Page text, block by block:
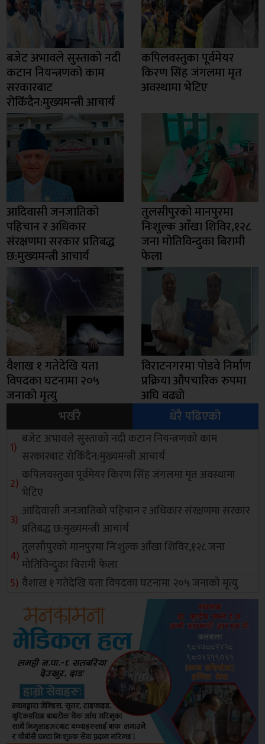
बजेट अभावले सुस्ताको नदी
कटान नियन्त्रणको काम
सरकारबाट
रोकिँदैन:मुख्यमन्त्री आचार्य
कपिलवस्तुका पूर्वमेयर
किरण सिंह जंगलमा मृत
अवस्थामा भेटिए
आदिवासी जनजातिको
पहिचान र अधिकार
संरक्षणमा सरकार प्रतिबद्ध
छ:मुख्यमन्त्री आचार्य
तुलसीपुरको मानपुरमा
निःशुल्क आँखा शिविर,१२८
जना मोतिविन्दुका बिरामी
फेला
वैशाख १ गतेदेखि यता
विपदका घटनामा २०५
जनाको मृत्यु
विराटनगरमा पोडवे निर्माण
प्रक्रिया औपचारिक रुपमा
अघि बढ्यो
भर्खरै
धेरै पढिएको
बजेट अभावले सुस्ताको नदी कटान नियन्त्रणको काम
सरकारबाट रोकिँदैन:मुख्यमन्त्री आचार्य
कपिलवस्तुका पूर्वमेयर किरण सिंह जंगलमा मृत अवस्थामा
भेटिए
आदिवासी जनजातिको पहिचान र अधिकार संरक्षणमा सरकार
प्रतिबद्ध छ:मुख्यमन्त्री आचार्य
तुलसीपुरको मानपुरमा निःशुल्क आँखा शिविर,१२८ जना
मोतिविन्दुका बिरामी फेला
वैशाख १ गतेदेखि यता विपदका घटनामा २०५ जनाको मृत्यु